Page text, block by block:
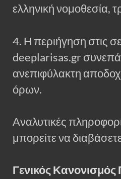
ελληνική νομοθεσία,
4. Η περιήγηση στις
deeplarisas.gr
ανεπιφύλακτη
όρων.
Αναλυτικές
μπορείτε να
Γενικός